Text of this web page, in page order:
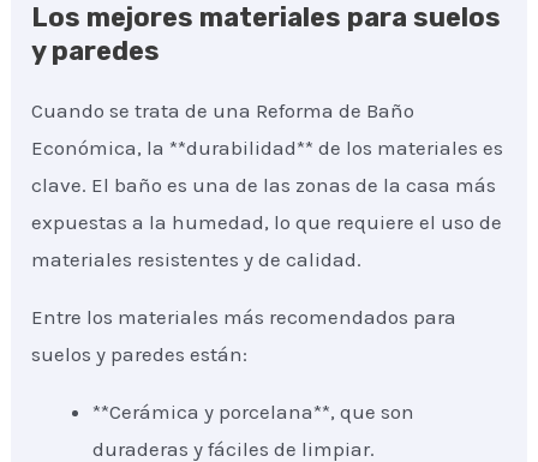
Los mejores materiales para suelos
y paredes
Cuando se trata de una Reforma de Baño
Económica, la **durabilidad** de los materiales es
clave. El baño es una de las zonas de la casa más
expuestas a la humedad, lo que requiere el uso de
materiales resistentes y de calidad.
Entre los materiales más recomendados para
suelos y paredes están:
**Cerámica y porcelana**, que son
duraderas y fáciles de limpiar.